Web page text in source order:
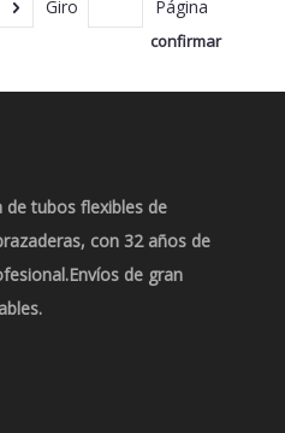
Giro Página
confirmar
de tubos flexibles de
con 32 años de
de gran